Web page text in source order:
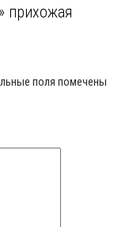
прихожая
поля помечены